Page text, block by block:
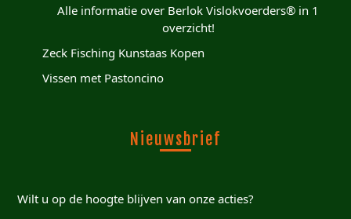
Alle informatie over Berlok Vislokvoerders® in 1
overzicht!
Zeck Fisching Kunstaas Kopen
Vissen met Pastoncino
Nieuwsbrief
Wilt u op de hoogte blijven van onze acties?